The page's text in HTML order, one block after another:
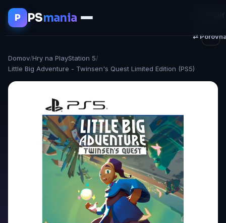
P PSmania
Domov/Hry na PlayStation 5/
Little Big Adventure - Twinsen's Quest Limited Edition (PS5)
⇄